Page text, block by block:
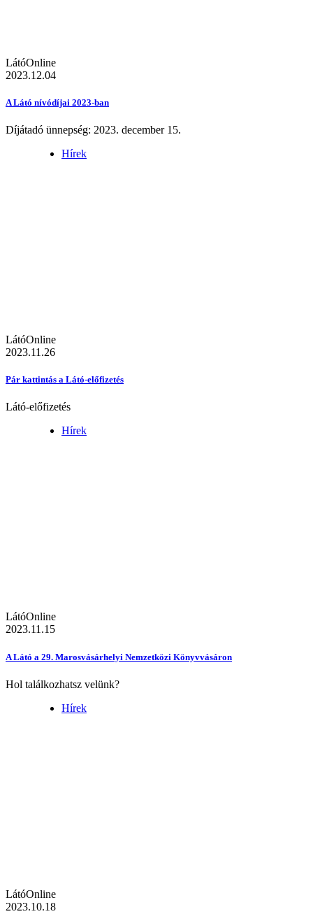
LátóOnline
2023.12.04
A Látó nívódíjai 2023-ban
Díjátadó ünnepség: 2023. december 15.
Hírek
LátóOnline
2023.11.26
Pár kattintás a Látó-előfizetés
Látó-előfizetés
Hírek
LátóOnline
2023.11.15
A Látó a 29. Marosvásárhelyi Nemzetközi Könyvvásáron
Hol találkozhatsz velünk?
Hírek
LátóOnline
2023.10.18